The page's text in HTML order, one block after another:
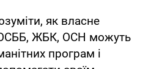
як власне
ОСББ, ЖБК, ОСН можуть
програм і